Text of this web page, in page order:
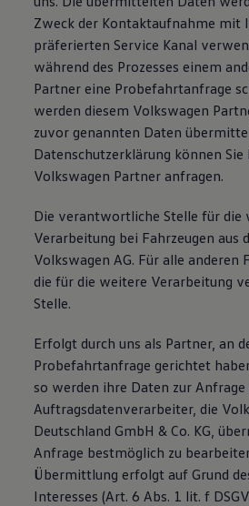
Zweck der Kontaktaufnahme mit
präferierten Service Kanal
während des Prozesses einem
Partner eine Probefahrtanfrage
werden diesem Volkswagen
zuvor genannten Daten
Datenschutzerklärung können
Volkswagen Partner anfragen.
Die verantwortliche Stelle für die
Verarbeitung bei Fahrzeugen aus
Volkswagen AG. Für alle anderen
die für die weitere Verarbeitung
Stelle.
Erfolgt durch uns als Partner, an
Probefahrtanfrage gerichtet
so werden ihre Daten zur Anfrage
Auftragsdatenverarbeiter, die
Deutschland GmbH & Co. KG,
Anfrage bestmöglich zu
Übermittlung erfolgt auf Grund
Interesses (Art. 6 Abs. 1 lit. f